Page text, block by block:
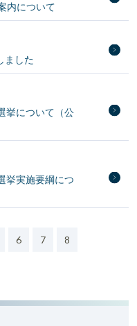
内について
ました
挙について（公
挙実施要綱につ
6 7 8